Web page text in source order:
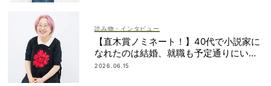
読み物・インタビュー
【直木賞ノミネート！】40代で小説家に
なれたのは結婚、就職も予定通りにいか
なかったから｜朝倉かすみさん
2026.06.15